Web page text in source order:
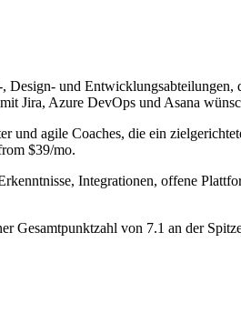
Design- und
Jira, Azure DevOps und Asana
und agile Coaches, die ein
$39/mo.
Integrationen, offene
Gesamtpunktzahl von 7.1 an der